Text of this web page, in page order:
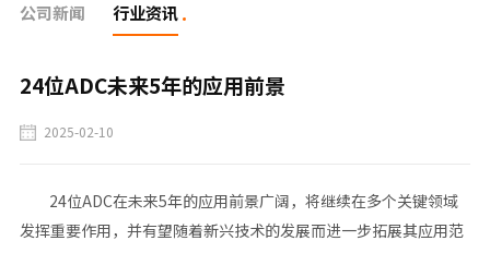
公司新闻 行业资讯
24位ADC未来5年的应用前景
2025-02-10
24位ADC在未来5年的应用前景广阔，将继续在多个关键领域
发挥重要作用，并有望随着新兴技术的发展而进一步拓展其应用范